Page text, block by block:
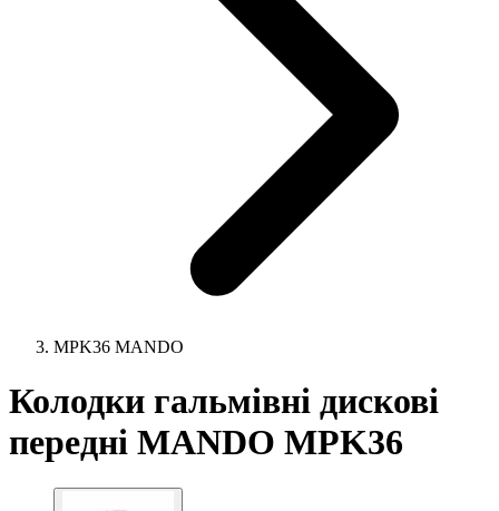
MPK36 MANDO
Колодки гальмівні дискові
передні MANDO MPK36